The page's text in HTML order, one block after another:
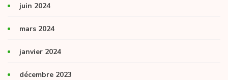
juin 2024
mars 2024
janvier 2024
décembre 2023